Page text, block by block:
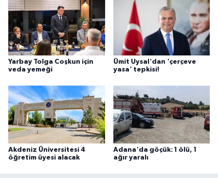
Yarbay Tolga Coşkun için
veda yemeği
Ümit Uysal'dan 'çerçeve
yasa' tepkisi!
Akdeniz Üniversitesi 4
öğretim üyesi alacak
Adana'da göçük: 1 ölü, 1
ağır yaralı